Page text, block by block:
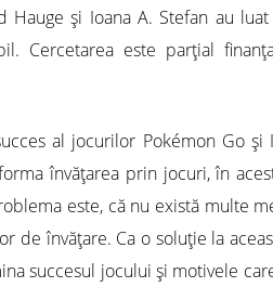
Hauge şi Ioana A. Stefan au
Cercetarea este parţial
al jocurilor Pokémon Go şi
învăţarea prin jocuri, în
este, că nu există multe
de învăţare. Ca o soluţie la
succesul jocului şi motivele